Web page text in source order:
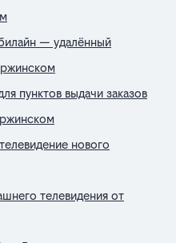
— удалённый
пунктов выдачи заказов
нового
телевидения от